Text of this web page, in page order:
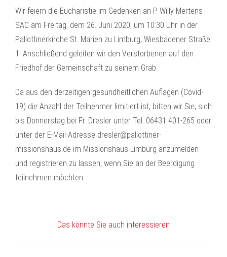
Wir feiern die Eucharistie im Gedenken an P. Willy Mertens
SAC am Freitag, dem 26. Juni 2020, um 10:30 Uhr in der
Pallottinerkirche St. Marien zu Limburg, Wiesbadener Straße
1. Anschließend geleiten wir den Verstorbenen auf den
Friedhof der Gemeinschaft zu seinem Grab.
Da aus den derzeitigen gesundheitlichen Auflagen (Covid-
19) die Anzahl der Teilnehmer limitiert ist, bitten wir Sie, sich
bis Donnerstag bei Fr. Dresler unter Tel. 06431 401-265 oder
unter der E-Mail-Adresse dresler@pallottiner-
missionshaus.de im Missionshaus Limburg anzumelden
und registrieren zu lassen, wenn Sie an der Beerdigung
teilnehmen möchten.
Das könnte Sie auch interessieren